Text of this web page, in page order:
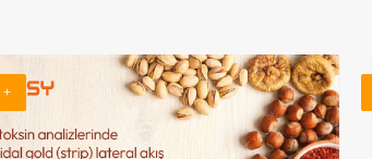
+